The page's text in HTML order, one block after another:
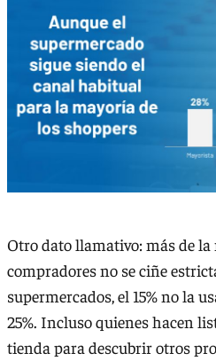
Otro dato llamativo: más de la
compradores no se ciñe
supermercados, el 15% no la
25%. Incluso quienes hacen
tienda para descubrir otros